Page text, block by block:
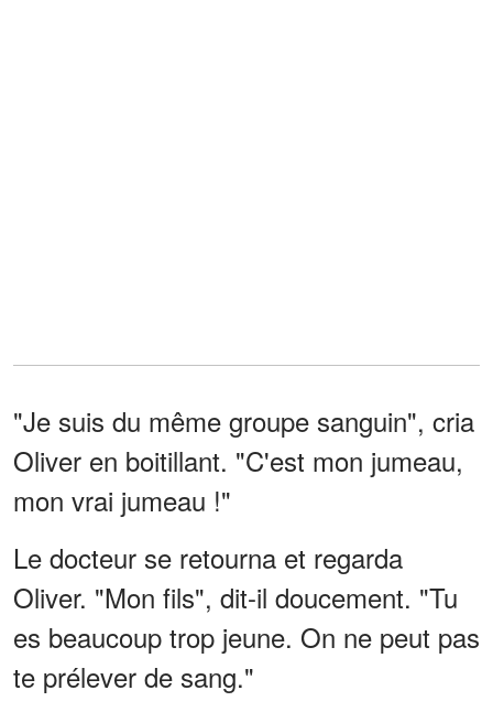
"Je suis du même groupe sanguin", cria
Oliver en boitillant. "C'est mon jumeau,
mon vrai jumeau !"
Le docteur se retourna et regarda
Oliver. "Mon fils", dit-il doucement. "Tu
es beaucoup trop jeune. On ne peut pas
te prélever de sang."